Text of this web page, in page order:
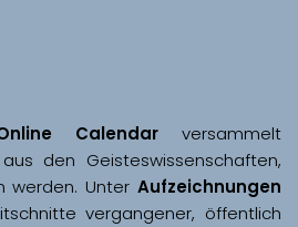
Calendar versammelt
den Geisteswissenschaften,
werden. Unter Aufzeichnungen
vergangener, öffentlich